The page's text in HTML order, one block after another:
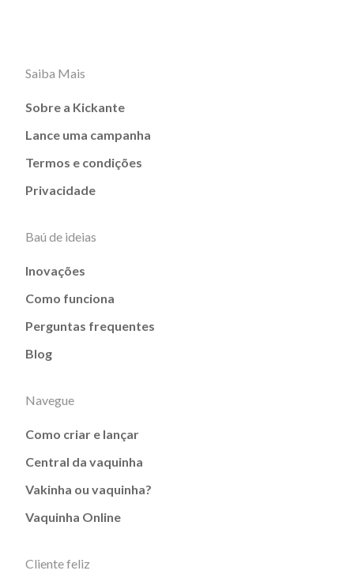
Saiba Mais
Sobre a Kickante
Lance uma campanha
Termos e condições
Privacidade
Baú de ideias
Inovações
Como funciona
Perguntas frequentes
Blog
Navegue
Como criar e lançar
Central da vaquinha
Vakinha ou vaquinha?
Vaquinha Online
Cliente feliz